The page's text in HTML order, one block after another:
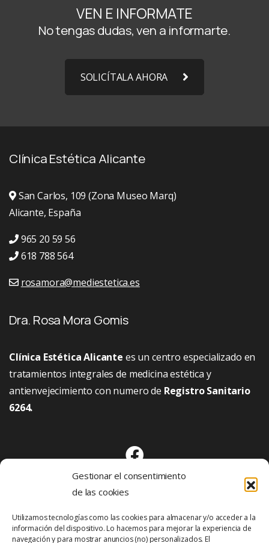
Gestionar el consentimiento
de las cookies
Utilizamos tecnologías como las cookies para almacenar y/o acceder a la
información del dispositivo. Lo hacemos para mejorar la experiencia de
navegación y para mostrar anuncios (no) personalizados. El
VEN E INFORMATE
No tengas dudas, ven a informarte.
SOLICÍTALA AHORA
Clínica Estética Alicante
San Carlos, 109 (Zona Museo Marq)
Alicante, España
965 20 59 56
618 788 564
rosamora@mediestetica.es
Dra. Rosa Mora Gomis
Clínica Estética Alicante es un centro especializado en
tratamientos integrales de medicina estética y
antienvejecimiento con numero de Registro Sanitario
6264.